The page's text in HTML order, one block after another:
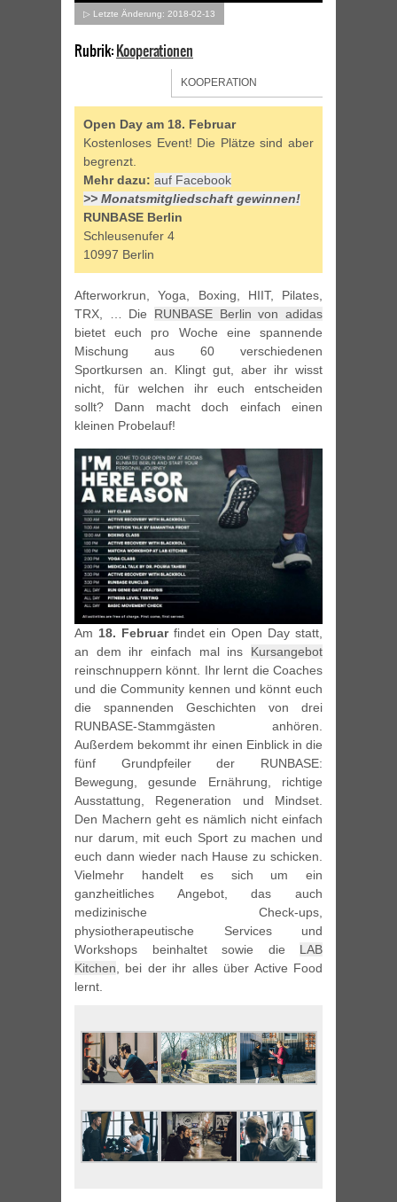
▷ Letzte Änderung: 2018-02-13
Rubrik:Kooperationen
KOOPERATION
Open Day am 18. Februar
Kostenloses Event! Die Plätze sind aber
begrenzt.
Mehr dazu: auf Facebook
>> Monatsmitgliedschaft gewinnen!
RUNBASE Berlin
Schleusenufer 4
10997 Berlin
Afterworkrun, Yoga, Boxing, HIIT, Pilates,
TRX, … Die RUNBASE Berlin von adidas
bietet euch pro Woche eine spannende
Mischung aus 60 verschiedenen
Sportkursen an. Klingt gut, aber ihr wisst
nicht, für welchen ihr euch entscheiden
sollt? Dann macht doch einfach einen
kleinen Probelauf!
Am 18. Februarfindet ein Open Day statt,
an dem ihr einfach mal ins Kursangebot
reinschnuppern könnt. Ihr lernt die Coaches
und die Community kennen und könnt euch
die spannenden Geschichten von drei
RUNBASE-Stammgästen anhören.
Außerdem bekommt ihr einen Einblick in die
fünf Grundpfeiler der RUNBASE:
Bewegung, gesunde Ernährung, richtige
Ausstattung, Regeneration und Mindset.
Den Machern geht es nämlich nicht einfach
nur darum, mit euch Sport zu machen und
euch dann wieder nach Hause zu schicken.
Vielmehr handelt es sich um ein
ganzheitliches Angebot, das auch
medizinische Check-ups,
physiotherapeutische Services und
Workshops beinhaltet sowie die LAB
Kitchen , bei der ihr alles über Active Food
lernt.